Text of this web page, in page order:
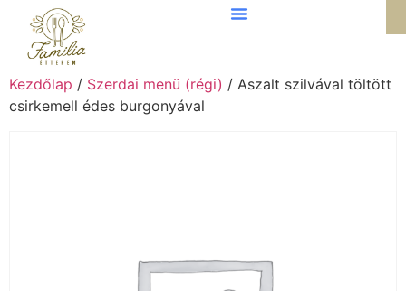
Kezdőlap / Szerdai menü (régi) / Aszalt szilvával töltött
csirkemell édes burgonyával